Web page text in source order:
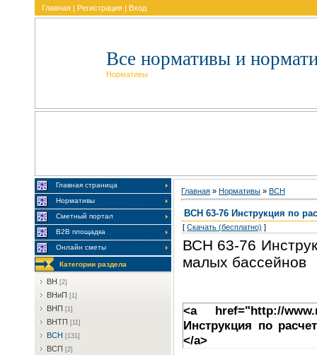
Главная | Регистрация | Вход
Все нормативы и
Нормативы
Главная страница
Нормативы
Сметный портал
В2В площадка
Онлайн сметы
Категории раздела
BH [2]
BHиП [1]
BHП [1]
BHTП [11]
BCH [131]
BCП [2]
Главная » Нормативы » BCH
ВСН 63-76 Инструкция по
[ Скачать (бесплатно) ]
ВСН 63-76
малых бассейнов
<a href="http://
Инструкция по
</a>